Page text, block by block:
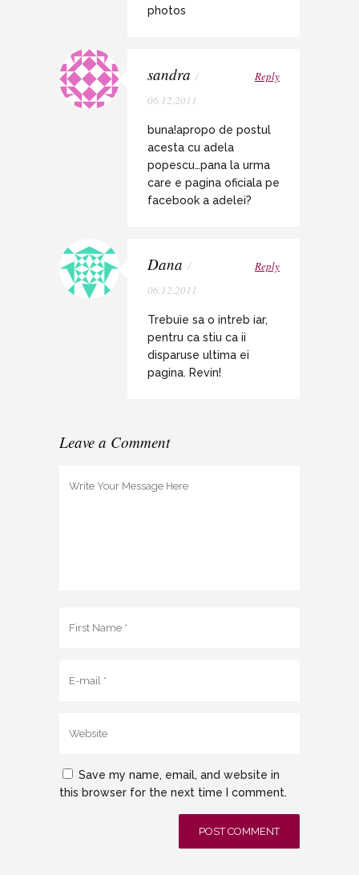
photos
sandra /
06.12.2011
Reply
buna!apropo de postul
acesta cu adela
popescu…pana la urma
care e pagina oficiala pe
facebook a adelei?
Dana /
06.12.2011
Reply
Trebuie sa o intreb iar,
pentru ca stiu ca ii
disparuse ultima ei
pagina. Revin!
Leave a Comment
Save my name, email, and website in
this browser for the next time I comment.